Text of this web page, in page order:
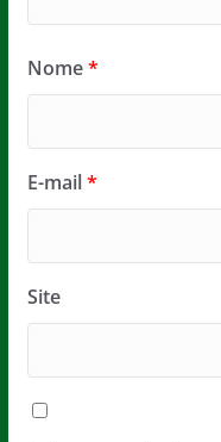
Nome*
E-mail*
Site